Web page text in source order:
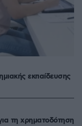
εκπαίδευσης
τη χρηματοδότηση